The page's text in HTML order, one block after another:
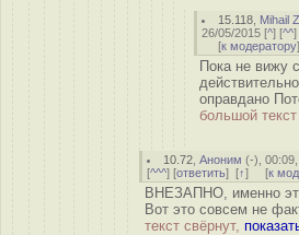
15.118 Mihail
26/05/2015 [^] [^^]
[к модератору]
Пока не вижу
оправдано
большой текст
10.72 ,Аноним (-),
[^^^] [ответить] [↑] [к
ВНЕЗАПНО, именно
Вот это совсем не
текст свёрнут,